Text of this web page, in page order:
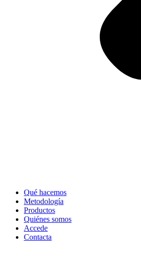
Qué hacemos
Metodología
Productos
Quiénes somos
Accede
Contacta